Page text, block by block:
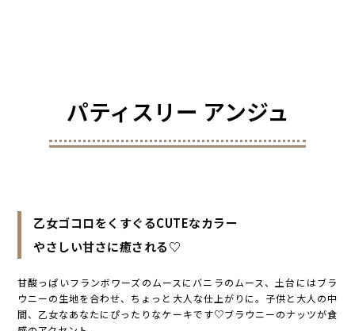
パティスリー アンジュ
乙女ゴコロをくすぐるCUTEなカラー
やさしい甘さに癒される♡
甘酸っぱいフランボワーズのムースにバニラのムース、土台にはブラ
ウニーの生地を合わせ、ちょっと大人な仕上がりに。子供と大人の中
間、乙女なあなたにぴったりなケーキです♡ブラウニーのナッツが食